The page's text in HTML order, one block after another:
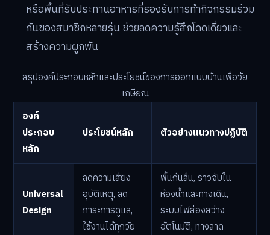
หรือพื้นที่รับประทานอาหารที่รองรับการทำกิจกรรมร่วม
กันของสมาชิกหลายรุ่น ช่วยลดความรู้สึกโดดเดี่ยวและ
สร้างความผูกพัน
สรุปองค์ประกอบหลักและประโยชน์ของการออกแบบบ้านเพื่อวัย
เกษียณ
องค์
ประกอบ
หลัก
ประโยชน์หลัก ตัวอย่างแนวทางปฏิบัติ
Universal
Design
ลดความเสี่ยง
อุบัติเหตุ, ลด
ภาระการดูแล,
ใช้งานได้ทุกวัย
พื้นกันลื่น, ราวจับใน
ห้องน้ำและทางเดิน,
ระบบไฟส่องสว่าง
อัตโนมัติ, ทางลาด